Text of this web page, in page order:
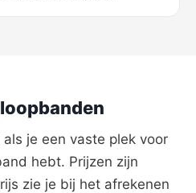
je een vaste plek voor
hebt. Prijzen zijn
zie je bij het afrekenen